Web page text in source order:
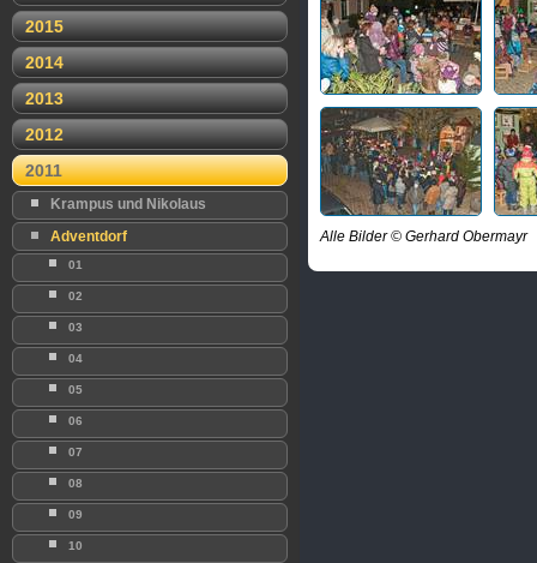
2015
2014
2013
2012
2011
Krampus und Nikolaus
Adventdorf
01
02
03
04
05
06
07
08
09
10
Alle Bilder © Gerhard Obermayr